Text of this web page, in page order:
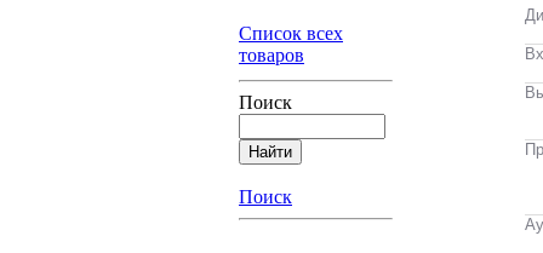
Список всех
товаров
Поиск
Поиск